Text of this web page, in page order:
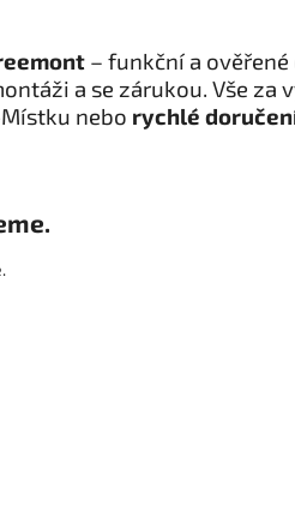
– funkční a
a se zárukou. Vše za
nebo rychlé